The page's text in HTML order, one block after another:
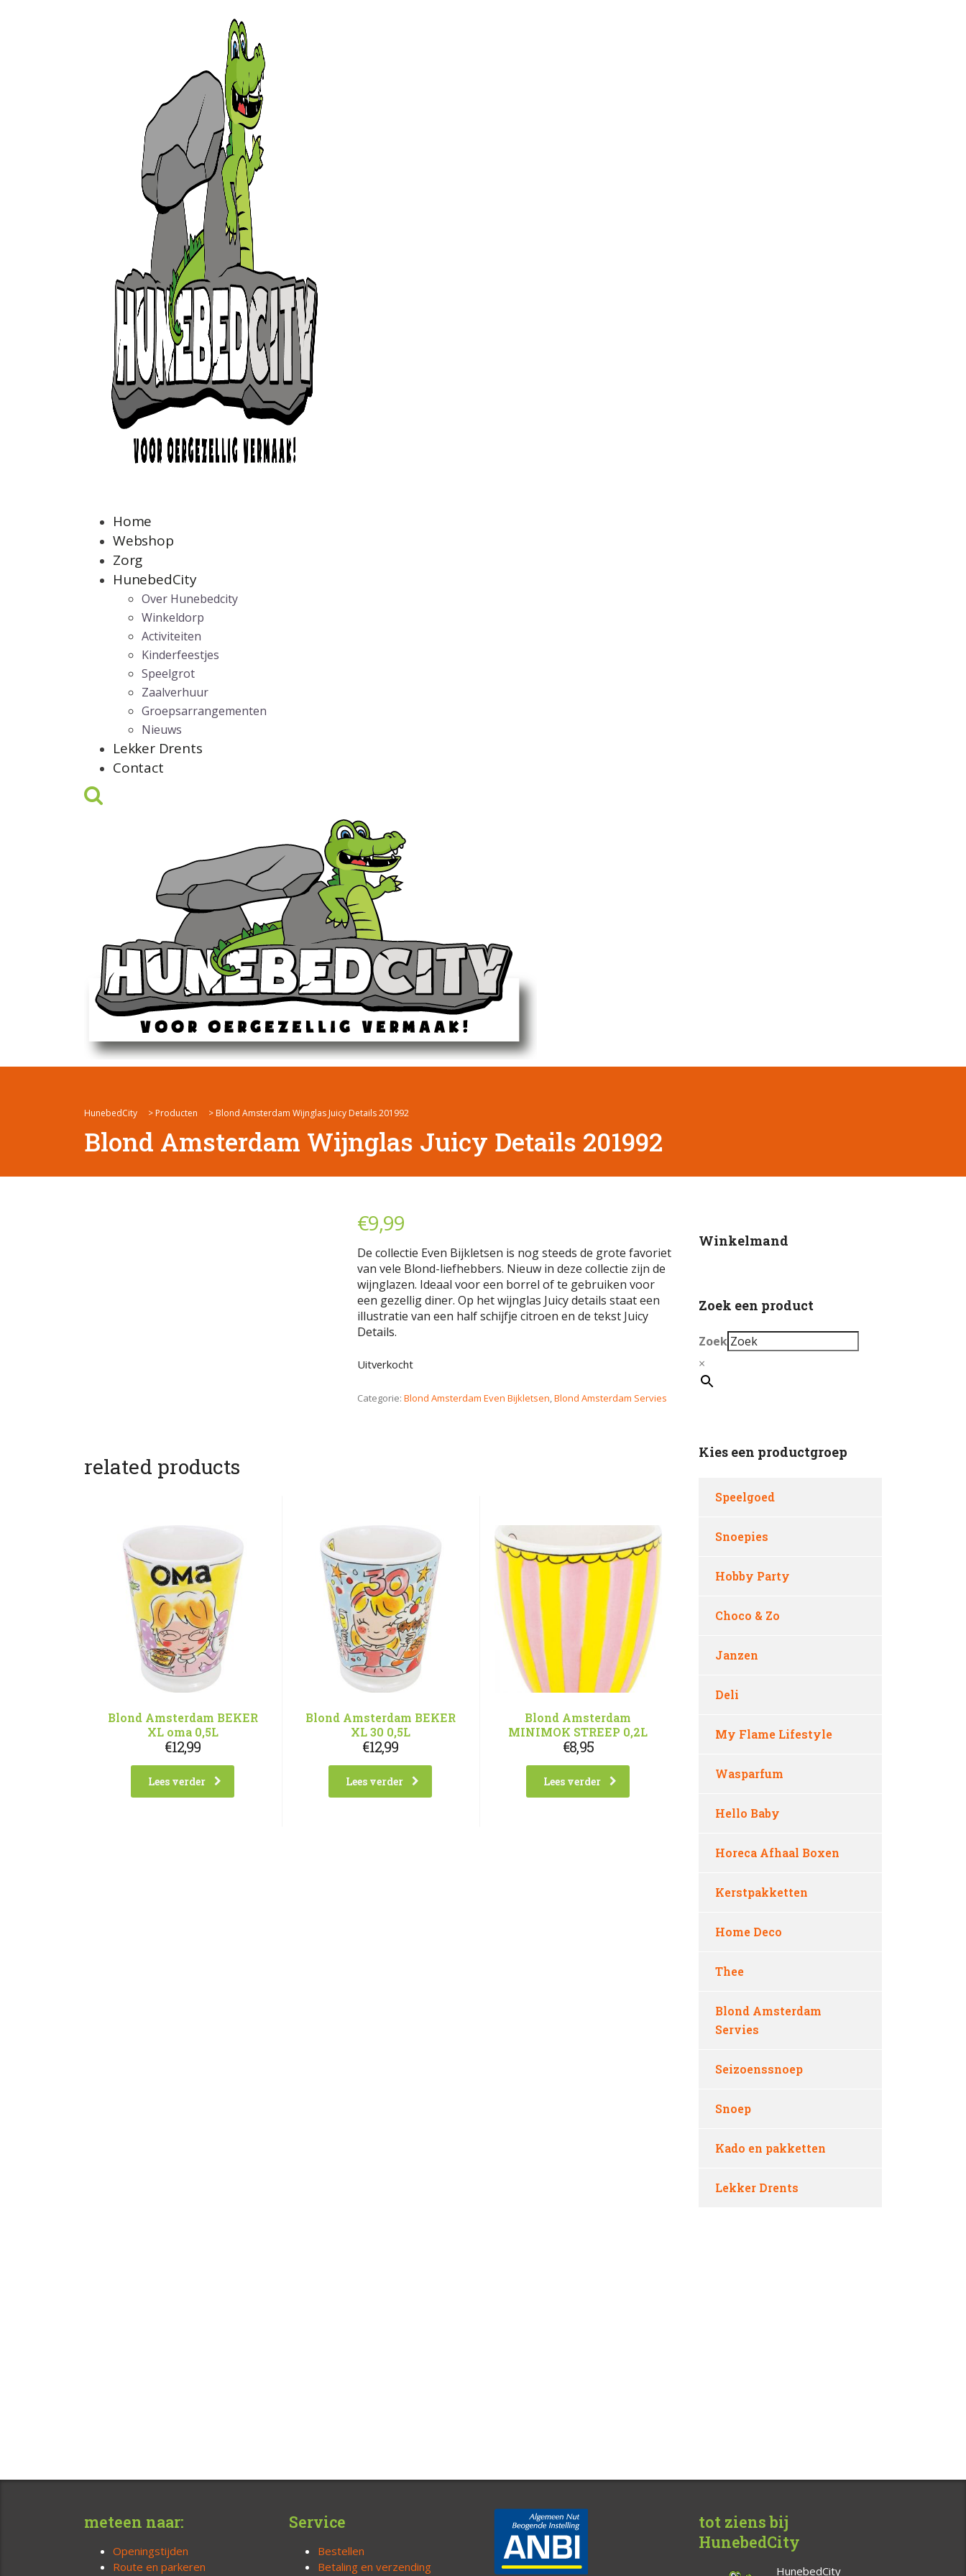
Home
Webshop
Zorg
HunebedCity
Over Hunebedcity
Winkeldorp
Activiteiten
Kinderfeestjes
Speelgrot
Zaalverhuur
Groepsarrangementen
Nieuws
Lekker Drents
Contact
HunebedCity > Producten > Blond Amsterdam Wijnglas Juicy Details 201992
Blond Amsterdam Wijnglas Juicy Details 201992
€9,99
De collectie Even Bijkletsen is nog steeds de grote favoriet
van vele Blond-liefhebbers. Nieuw in deze collectie zijn de
wijnglazen. Ideaal voor een borrel of te gebruiken voor
een gezellig diner. Op het wijnglas Juicy details staat een
illustratie van een half schijfje citroen en de tekst Juicy
Details.
Uitverkocht
Categorie: Blond Amsterdam Even Bijkletsen,Blond Amsterdam Servies
related products
Blond Amsterdam BEKER
XL oma 0,5L
€12,99
Lees verder
Blond Amsterdam BEKER
XL 30 0,5L
€12,99
Lees verder
Blond Amsterdam
MINIMOK STREEP 0,2L
€8,95
Lees verder
Winkelmand
Zoek een product
Zoek
×
Kies een productgroep
Speelgoed
Snoepies
Hobby Party
Choco & Zo
Janzen
Deli
My Flame Lifestyle
Wasparfum
Hello Baby
Horeca Afhaal Boxen
Kerstpakketten
Home Deco
Thee
Blond Amsterdam
Servies
Seizoenssnoep
Snoep
Kado en pakketten
Lekker Drents
meteen naar:
Openingstijden
Route en parkeren
Service
Bestellen
Betaling en verzending
tot ziens bij
HunebedCity
HunebedCity